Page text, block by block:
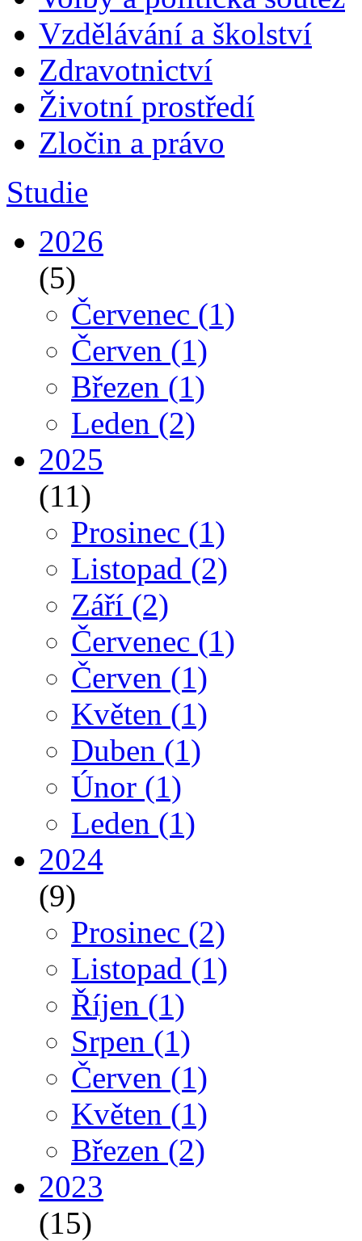
Vzdělávání a školství
Zdravotnictví
Životní prostředí
Zločin a právo
Studie
2026
(5)
Červenec (1)
Červen (1)
Březen (1)
Leden (2)
2025
(11)
Prosinec (1)
Listopad (2)
Září (2)
Červenec (1)
Červen (1)
Květen (1)
Duben (1)
Únor (1)
Leden (1)
2024
(9)
Prosinec (2)
Listopad (1)
Říjen (1)
Srpen (1)
Červen (1)
Květen (1)
Březen (2)
2023
(15)